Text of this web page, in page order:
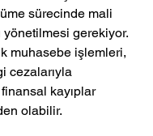
sürecinde mali
gerekiyor.
muhasebe işlemleri,
cezalarıyla
finansal kayıplar
olabilir.